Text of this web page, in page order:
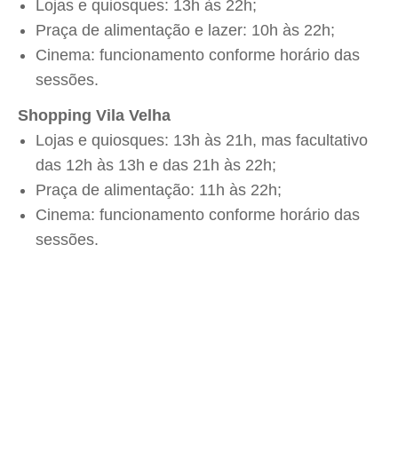
Lojas e quiosques: 13h às 22h;
Praça de alimentação e lazer: 10h às 22h;
Cinema: funcionamento conforme horário das
sessões.
Shopping Vila Velha
Lojas e quiosques: 13h às 21h, mas facultativo
das 12h às 13h e das 21h às 22h;
Praça de alimentação: 11h às 22h;
Cinema: funcionamento conforme horário das
sessões.